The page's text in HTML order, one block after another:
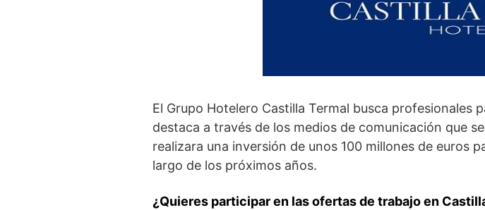
El Grupo Hotelero Castilla Termal busca profesionales
destaca a través de los medios de comunicación que
realizara una inversión de unos 100 millones de euros
largo de los próximos años.
¿Quieres participar en las ofertas de trabajo en